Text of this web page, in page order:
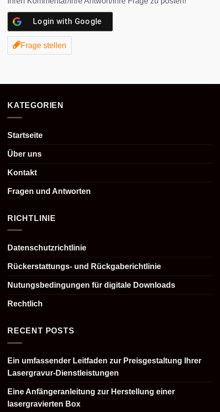
Login with Google
Frage stellen
KATEGORIEN
Startseite
Über uns
Kontakt
Fragen und Antworten
RICHTLINIE
Datenschutzrichtlinie
Rückerstattungs- und Rückgaberichtlinie
Nutungsbedingungen für digitale Downloads
Rechtlich
RECENT POSTS
Ein umfassender Leitfaden zur Preisgestaltung Ihrer
Lasergravur-Dienstleistungen
Eine Anfängeranleitung zur Herstellung einer
lasergravierten Box